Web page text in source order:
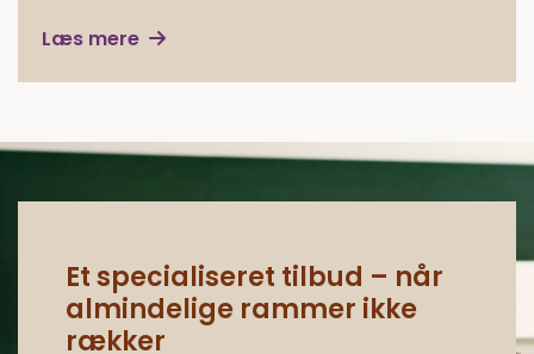
Læs mere
Et specialiseret tilbud – når
almindelige rammer ikke
rækker